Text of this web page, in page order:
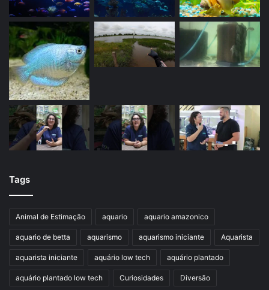
Tags
Animal de Estimação aquario aquario amazonico
aquario de betta aquarismo aquarismo iniciante Aquarista
aquarista iniciante aquário low tech aquário plantado
aquário plantado low tech Curiosidades Diversão